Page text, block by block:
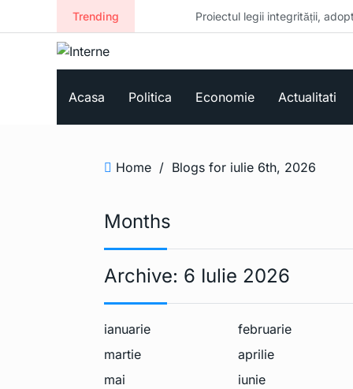
Trending Proiectul legii integrității, adoptat în
Acasa Politica Economie Actualitati
Home / Blogs for iulie 6th, 2026
Months
Archive: 6 Iulie 2026
ianuarie
februarie
martie
aprilie
mai
iunie